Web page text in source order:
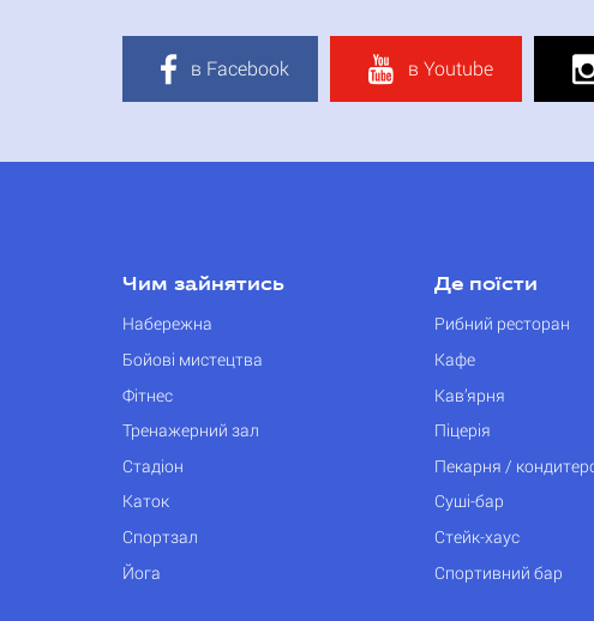
в Facebook в Youtube
Чим зайнятись
Набережна
Бойові мистецтва
Фітнес
Тренажерний зал
Стадіон
Каток
Спортзал
Йога
Де поїсти
Рибний ресторан
Кафе
Кав’ярня
Піцерія
Пекарня /
Суші-бар
Стейк-хаус
Спортивний бар